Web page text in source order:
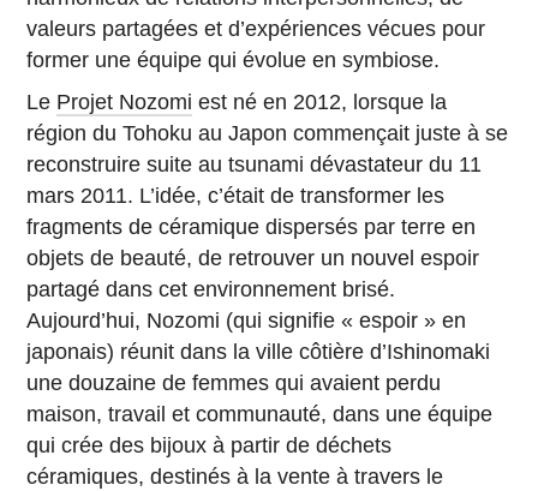
valeurs partagées et d’expériences vécues pour
former une équipe qui évolue en symbiose.
Le Projet Nozomi est né en 2012, lorsque la
région du Tohoku au Japon commençait juste à se
reconstruire suite au tsunami dévastateur du 11
mars 2011. L’idée, c’était de transformer les
fragments de céramique dispersés par terre en
objets de beauté, de retrouver un nouvel espoir
partagé dans cet environnement brisé.
Aujourd’hui, Nozomi (qui signifie « espoir » en
japonais) réunit dans la ville côtière d’Ishinomaki
une douzaine de femmes qui avaient perdu
maison, travail et communauté, dans une équipe
qui crée des bijoux à partir de déchets
céramiques, destinés à la vente à travers le